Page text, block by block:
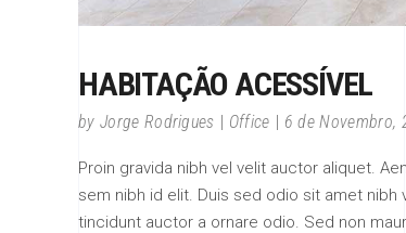
HABITAÇÃO ACESSÍVEL
by Jorge Rodrigues Office 6 de Novembro,
Proin gravida nibh vel velit auctor aliquet.
sem nibh id elit. Duis sed odio sit amet
tincidunt auctor a ornare odio. Sed non